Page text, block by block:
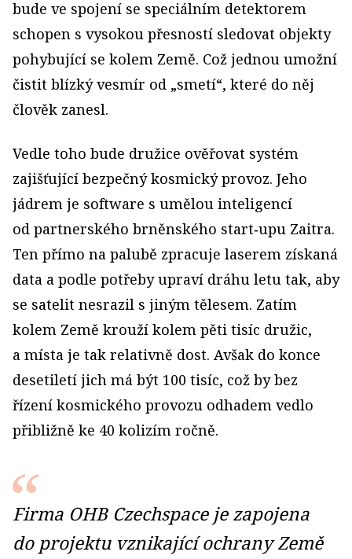
bude ve spojení se speciálním detektorem
schopen s vysokou přesností sledovat objekty
pohybující se kolem Země. Což jednou umožní
čistit blízký vesmír od „smetí“, které do něj
člověk zanesl.
Vedle toho bude družice ověřovat systém
zajišťující bezpečný kosmický provoz. Jeho
jádrem je software s umělou inteligencí
od partnerského brněnského start‑upu Zaitra.
Ten přímo na palubě zpracuje laserem získaná
data a podle potřeby upraví dráhu letu tak, aby
se satelit nesrazil s jiným tělesem. Zatím
kolem Země krouží kolem pěti tisíc družic,
a místa je tak relativně dost. Avšak do konce
desetiletí jich má být 100 tisíc, což by bez
řízení kosmického provozu odhadem vedlo
přibližně ke 40 kolizím ročně.
Firma OHB Czechspace je zapojena
do projektu vznikající ochrany Země